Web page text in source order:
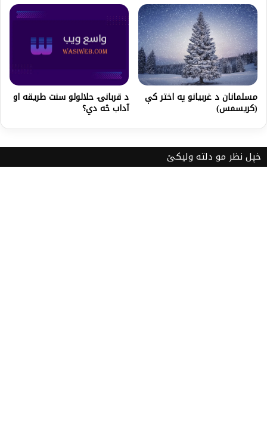
مسلمانان د غربیانو په اختر کې
(کریسمس)
د قربانۍ حلالولو سنت طريقه او
آداب څه دي؟
خپل نظر مو دلته ولیکئ